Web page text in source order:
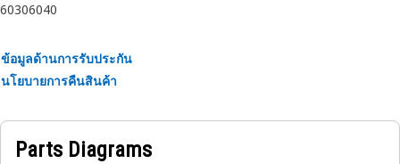
dome-shaped head and a cylindrical body, designed for
flush installation and strong mechanical connection and
60306040
ข้อมูลด้านการรับประกัน
นโยบายการคืนสินค้า
Parts Diagrams